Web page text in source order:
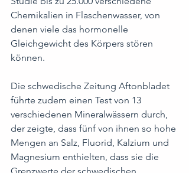
Chemikalien in Flaschenwasser, von
denen viele das hormonelle
Gleichgewicht des Körpers stören
können.
Die schwedische Zeitung Aftonbladet
führte zudem einen Test von 13
verschiedenen Mineralwässern durch,
der zeigte, dass fünf von ihnen so hohe
Mengen an Salz, Fluorid, Kalzium und
Magnesium enthielten, dass sie die
Grenzwerte der schwedischen